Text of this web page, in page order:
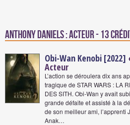
Anthony Daniels : Acteur - 13
Obi-Wan Kenobi [2022]
Acteur
L’action se déroulera dix ans
tragique de STAR WARS : LA
DES SITH. Obi-Wan y avait
grande défaite et assisté à la
de son meilleur ami, l’apprenti
Anak…